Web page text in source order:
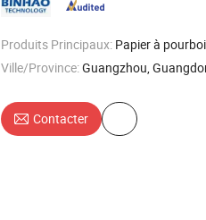
Produits Principaux: Papier à pourboire , papier aluminium , film BOPP/PVC , ruban
Ville/Province:Guangzhou,
Contacter